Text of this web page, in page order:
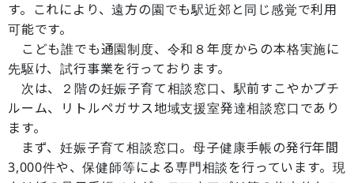
す。これにより、遠方の園でも駅近郊と同じ感覚で利用
可能です。
こども誰でも通園制度、令和８年度からの本格実施に
先駆け、試行事業を行っております。
次は、２階の妊娠子育て相談窓口、駅前すこやかプチ
ルーム、リトルペガサス地域支援室発達相談窓口であり
ます。
まず、妊娠子育て相談窓口。母子健康手帳の発行年間
3,000件や、保健師等による専門相談を行っています。現